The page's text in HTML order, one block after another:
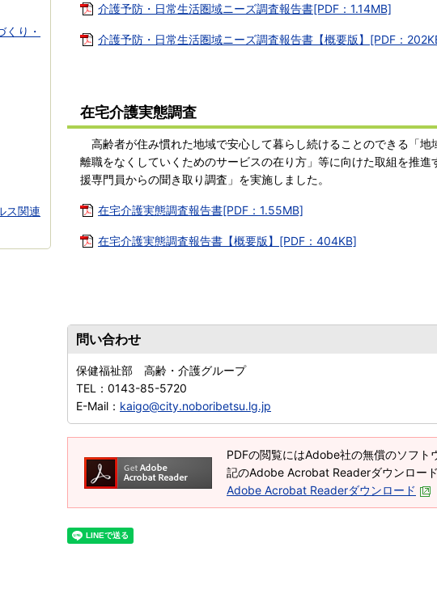
介護予防・日常生活圏域ニーズ調査報告書[PDF：1.14MB]
介護予防・日常生活圏域ニーズ調査報告書【概要版】[PDF：
在宅介護実態調査
高齢者が住み慣れた地域で安心して暮らし続けることのできる「
離職をなくしていくためのサービスの在り方」等に向けた取組を推
援専門員からの聞き取り調査」を実施しました。
在宅介護実態調査報告書[PDF：1.55MB]
在宅介護実態調査報告書【概要版】[PDF：404KB]
問い合わせ
保健福祉部 高齢・介護グループ
TEL： 0143-85-5720
E-Mail： kaigo@city.noboribetsu.lg.jp
PDFの閲覧にはAdobe社の無償のソフ
記のAdobe Acrobat Readerダウンロー
Adobe Acrobat Readerダウンロード
くり・
ス関連